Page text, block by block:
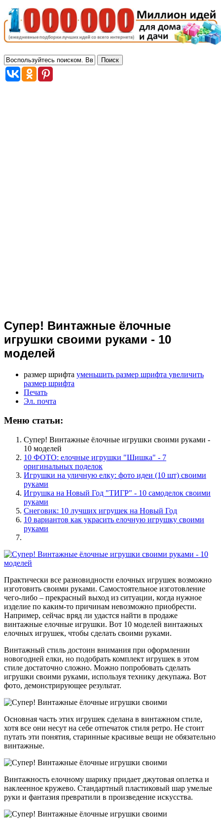
Супер! Винтажные ёлочные
игрушки своими руками - 10
моделей
размер шрифта уменьшить размер шрифта увеличить
размер шрифта
Печать
Эл. почта
Меню статьи:
Супер! Винтажные ёлочные игрушки своими руками -
10 моделей
10 ФОТО: елочные игрушки "Шишка" - 7
оригинальных поделок
Игрушки на уличную елку: фото идеи (10 шт) своими
руками
Игрушка на Новый Год "ТИГР" - 10 самоделок своими
руками
Снеговик: 10 лучших игрушек на Новый Год
10 вариантов как украсить елочную игрушку своими
руками
Практически все разновидности елочных игрушек возможно
изготовить своими руками. Самостоятельное изготовление
чего-либо – прекрасный выход из ситуации, когда нужное
изделие по каким-то причинам невозможно приобрести.
Например, сейчас вряд ли удастся найти в продаже
винтажные елочные игрушки. Вот 10 моделей винтажных
елочных игрушек, чтобы сделать своими руками.
Винтажный стиль достоин внимания при оформлении
новогодней елки, но подобрать комплект игрушек в этом
стиле достаточно сложно. Можно попробовать сделать
игрушки своими руками, используя технику декупажа. Вот
фото, демонстрирующее результат.
Основная часть этих игрушек сделана в винтажном стиле,
хотя все они несут на себе отпечаток стиля ретро. Не стоит
путать эти понятия, старинные красивые вещи не обязательно
винтажные.
Винтажность елочному шарику придает джутовая оплетка и
наклеенное кружево. Стандартный пластиковый шар умелые
руки и фантазия превратили в произведение искусства.